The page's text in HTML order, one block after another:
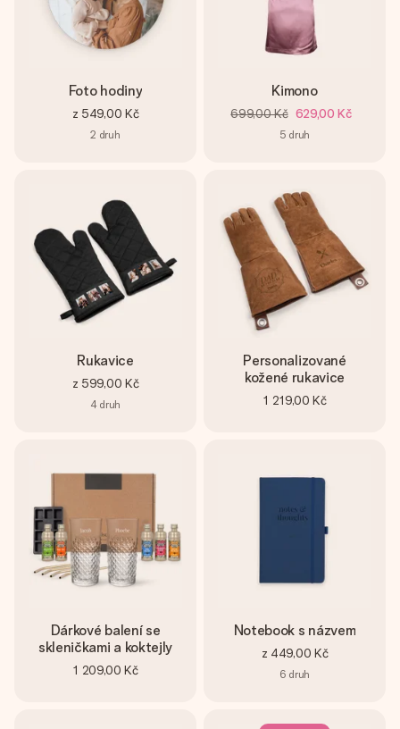
Foto hodiny
z 549,00 Kč
2 druh
Kimono
699,00 Kč 629,00 Kč
5 druh
Rukavice
z 599,00 Kč
4 druh
Personalizované
kožené rukavice
1 219,00 Kč
Dárkové balení se
skleničkami a koktejly
1 209,00 Kč
Notebook s názvem
z 449,00 Kč
6 druh